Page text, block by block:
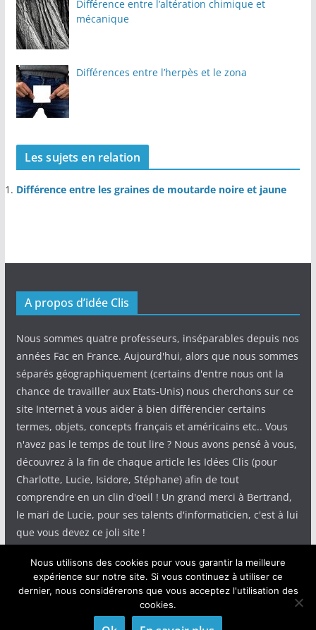
Différence entre l’altération chimique et
mécanique
Différences entre l’herpès et le zona
Les sujets en relation
Différence entre les graines de moutarde noire et jaune
A propos d’idée Clis
Nous sommes quatre professeurs, inséparables depuis nos
années Fac en France. Aujourd'hui, alors que nous sommes
séparés géographiquement (certains d'entre nous ont la
chance de travailler aux Etats-Unis) nous cherchons sur ce
site Internet à vous aider à bien différencier certains
termes, objets, concepts français et américains etc.. Vous
n'avez pas le temps de tout lire ? Nous avons pensé à vous,
découvrez à la fin de chaque article les Idées Clis (pour
Charlotte, Lucie, Isidore, Stéphane) afin de tout
comprendre en un clin d'oeil ! Un grand merci à Bertrand,
le mari de Lucie, pour ses talents d'informaticien, c'est à lui
que vous devez ce joli site !
IdeeClis. Tous droits réservés.
par ThemeGrill. Propulsé par
Nous utilisons des cookies pour vous garantir la meilleure
expérience sur notre site. Si vous continuez à utiliser ce
dernier, nous considérerons que vous acceptez l'utilisation des
cookies.